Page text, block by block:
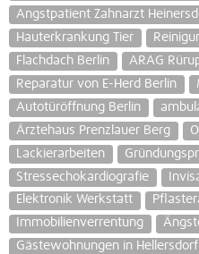
Angstpatient Zahnarzt
Hauterkrankung Tier
Flachdach Berlin
ARAG
Reparatur von E-Herd Berlin
Autotüröffnung Berlin
Ärztehaus Prenzlauer Berg
Lackierarbeiten
Stressechokardiografie
Elektronik Werkstatt
Immobilienverrentung
Gästewohnungen in Hellersdorf